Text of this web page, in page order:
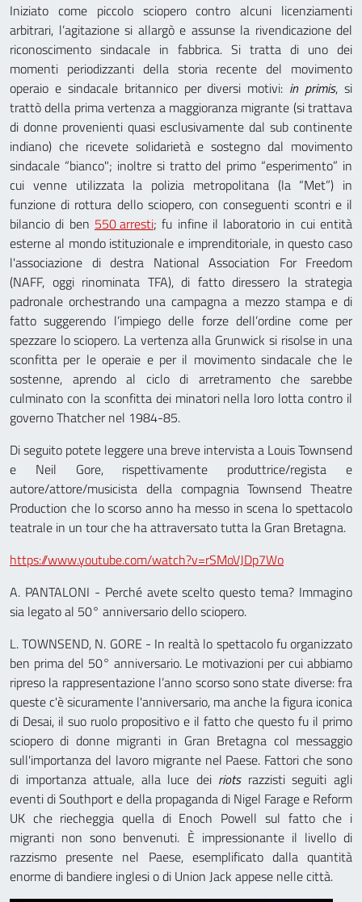
Iniziato come piccolo sciopero contro alcuni licenziamenti
arbitrari, l’agitazione si allargò e assunse la rivendicazione del
riconoscimento sindacale in fabbrica. Si tratta di uno dei
momenti periodizzanti della storia recente del movimento
operaio e sindacale britannico per diversi motivi: in primis, si
trattò della prima vertenza a maggioranza migrante (si trattava
di donne provenienti quasi esclusivamente dal sub continente
indiano) che ricevete solidarietà e sostegno dal movimento
sindacale “bianco"; inoltre si tratto del primo “esperimento” in
cui venne utilizzata la polizia metropolitana (la “Met”) in
funzione di rottura dello sciopero, con conseguenti scontri e il
bilancio di ben 550 arresti; fu infine il laboratorio in cui entità
esterne al mondo istituzionale e imprenditoriale, in questo caso
l'associazione di destra National Association For Freedom
(NAFF, oggi rinominata TFA), di fatto diressero la strategia
padronale orchestrando una campagna a mezzo stampa e di
fatto suggerendo l’impiego delle forze dell’ordine come per
spezzare lo sciopero. La vertenza alla Grunwick si risolse in una
sconfitta per le operaie e per il movimento sindacale che le
sostenne, aprendo al ciclo di arretramento che sarebbe
culminato con la sconfitta dei minatori nella loro lotta contro il
governo Thatcher nel 1984-85.
Di seguito potete leggere una breve intervista a Louis Townsend
e Neil Gore, rispettivamente produttrice/regista e
autore/attore/musicista della compagnia Townsend Theatre
Production che lo scorso anno ha messo in scena lo spettacolo
teatrale in un tour che ha attraversato tutta la Gran Bretagna.
https://www.youtube.com/watch?v=rSMoVJDp7Wo
A. PANTALONI - Perché avete scelto questo tema? Immagino
sia legato al 50° anniversario dello sciopero.
L. TOWNSEND, N. GORE - In realtà lo spettacolo fu organizzato
ben prima del 50° anniversario. Le motivazioni per cui abbiamo
ripreso la rappresentazione l’anno scorso sono state diverse: fra
queste c'è sicuramente l'anniversario, ma anche la figura iconica
di Desai, il suo ruolo propositivo e il fatto che questo fu il primo
sciopero di donne migranti in Gran Bretagna col messaggio
sull'importanza del lavoro migrante nel Paese. Fattori che sono
di importanza attuale, alla luce dei riotsrazzisti seguiti agli
eventi di Southport e della propaganda di Nigel Farage e Reform
UK che riecheggia quella di Enoch Powell sul fatto che i
migranti non sono benvenuti. È impressionante il livello di
razzismo presente nel Paese, esemplificato dalla quantità
enorme di bandiere inglesi o di Union Jack appese nelle città.